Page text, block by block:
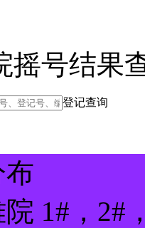
摇号结果
登记查询
1#，2#